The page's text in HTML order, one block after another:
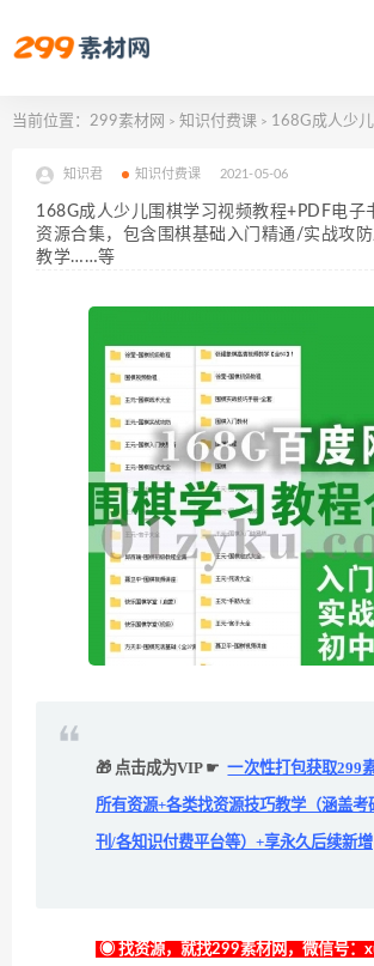
当前位置： 299素材网 > 知识付费课 > 168G成人少儿围棋学习视频教程+PDF电子书教材百
知识君 知识付费课 2021-05-06
168G成人少儿围棋学习视频教程+PDF电子
资源合集，包含围棋基础入门精通/实战攻
教学……等
🎁 点击成为VIP ☛ 一次性打包获取299
所有资源+各类找资源技巧教学（涵盖考
刊/各知识付费平台等）+享永久后续新增
◉ 找资源，就找299素材网，微信号：